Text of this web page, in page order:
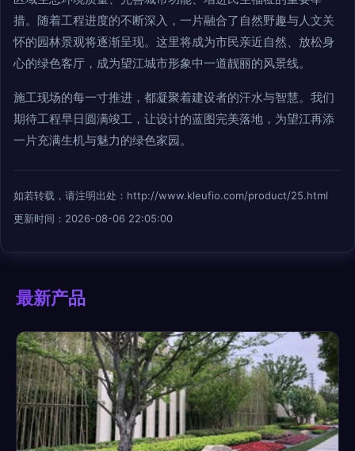
措。随着工程进度的不断深入，一片融合了自然野趣与人文关
怀的园林景观将逐渐呈现。这里将成为市民亲近自然、放松身
心的绿色客厅，成为望江城市形象中一道靓丽的风景线。
施工现场的每一寸推进，都凝聚着建设者的汗水与智慧。我们
期待工程早日圆满竣工，让设计的蓝图完美落地，为望江再添
一片充满生机与魅力的绿色家园。
如若转载，请注明出处：http://www.kleufio.com/product/25.html
更新时间：2026-08-06 22:05:00
最新产品